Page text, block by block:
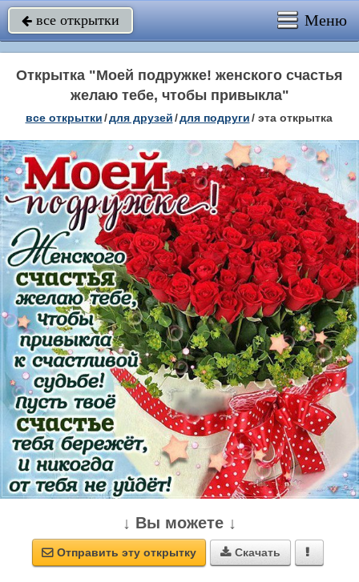
 все открытки Меню
Открытка "Моей подружке! женского счастья
желаю тебе, чтобы привыкла"
все открытки/для друзей/для подруги/ эта открытка
↓ Вы можете ↓
 Отправить эту открытку  Скачать 